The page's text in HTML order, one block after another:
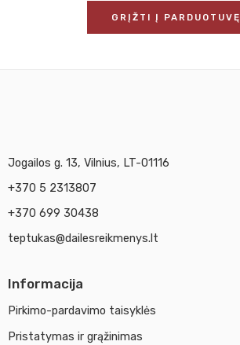
GRĮŽTI Į PARDUOTUVĘ
Jogailos g. 13, Vilnius, LT-01116
+370 5 2313807
+370 699 30438
teptukas@dailesreikmenys.lt
Informacija
Pirkimo-pardavimo taisyklės
Pristatymas ir grąžinimas